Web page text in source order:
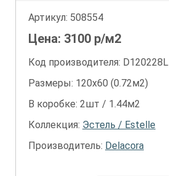
Артикул: 508554
Цена: 3100 р/м2
Код производителя: D120228L
Размеры: 120х60 (0.72м2)
В коробке: 2шт / 1.44м2
Коллекция: Эстель / Estelle
Производитель: Delacora